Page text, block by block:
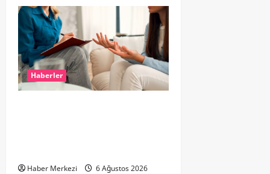
Haberler
Haber Merkezi
6 Ağustos 2026